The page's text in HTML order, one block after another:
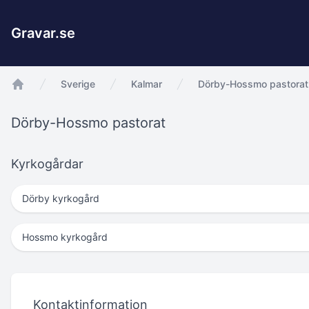
Gravar.se
Sverige Kalmar Dörby-Hossmo pastorat
Dörby-Hossmo pastorat
Kyrkogårdar
Dörby kyrkogård
Hossmo kyrkogård
Kontaktinformation